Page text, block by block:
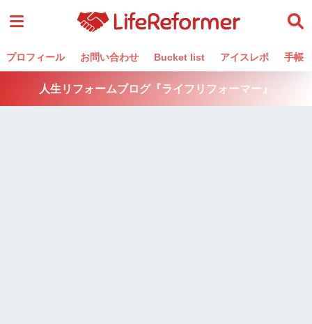
プロフィール お問い合わせ Bucket list アイスレポ 手帳
人生リフォームブログ『ライフリフォーマー』